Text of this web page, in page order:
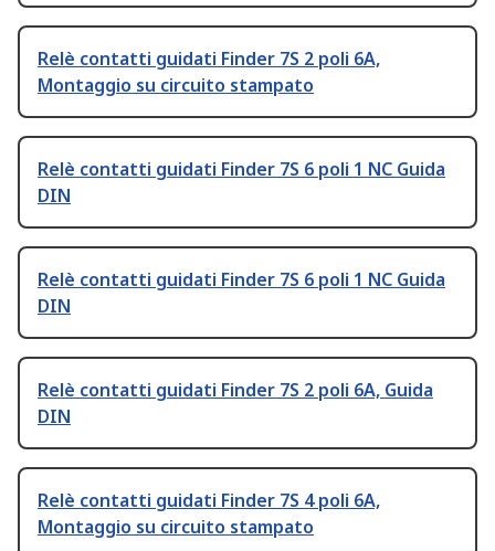
Relè contatti guidati Finder 7S 2 poli 6A,
Montaggio su circuito stampato
Relè contatti guidati Finder 7S 6 poli 1 NC Guida
DIN
Relè contatti guidati Finder 7S 6 poli 1 NC Guida
DIN
Relè contatti guidati Finder 7S 2 poli 6A, Guida
DIN
Relè contatti guidati Finder 7S 4 poli 6A,
Montaggio su circuito stampato